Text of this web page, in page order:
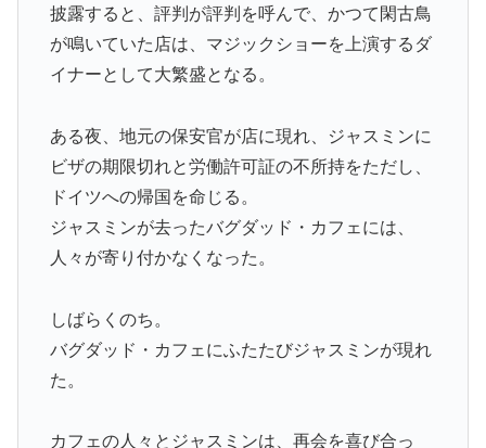
披露すると、評判が評判を呼んで、かつて閑古鳥
が鳴いていた店は、マジックショーを上演するダ
イナーとして大繁盛となる。
ある夜、地元の保安官が店に現れ、ジャスミンに
ビザの期限切れと労働許可証の不所持をただし、
ドイツへの帰国を命じる。
ジャスミンが去ったバグダッド・カフェには、
人々が寄り付かなくなった。
しばらくのち。
バグダッド・カフェにふたたびジャスミンが現れ
た。
カフェの人々とジャスミンは、再会を喜び合っ